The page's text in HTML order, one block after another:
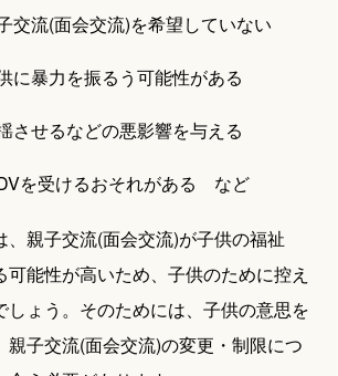
交流(面会交流)を希望していない
に暴力を振るう可能性がある
させるなどの悪影響を与える
を受けるおそれがある など
、親子交流(面会交流)が子供の福祉
可能性が高いため、子供のために控え
しょう。そのためには、子供の意思を
親子交流(面会交流)の変更・制限につ